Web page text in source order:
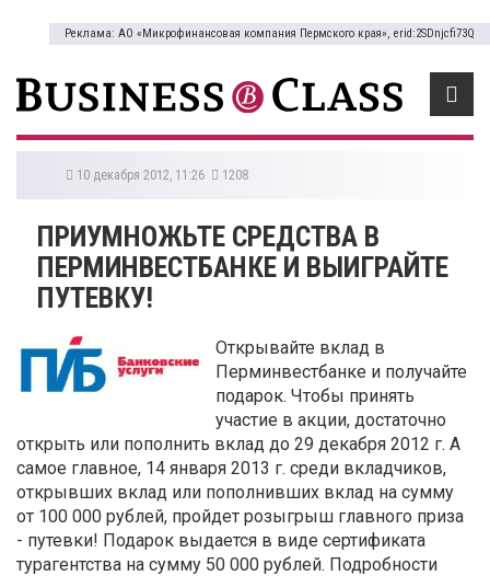
Реклама: АО «Микрофинансовая компания Пермского края», erid:2SDnjcfi73Q
10 декабря 2012, 11:26 1208
ПРИУМНОЖЬТЕ СРЕДСТВА В
ПЕРМИНВЕСТБАНКЕ И ВЫИГРАЙТЕ
ПУТЕВКУ!
Открывайте вклад в
Перминвестбанке и получайте
подарок. Чтобы принять
участие в акции, достаточно
открыть или пополнить вклад до 29 декабря 2012 г. А
самое главное, 14 января 2013 г. среди вкладчиков,
открывших вклад или пополнивших вклад на сумму
от 100 000 рублей, пройдет розыгрыш главного приза
- путевки! Подарок выдается в виде сертификата
турагентства на сумму 50 000 рублей. Подробности